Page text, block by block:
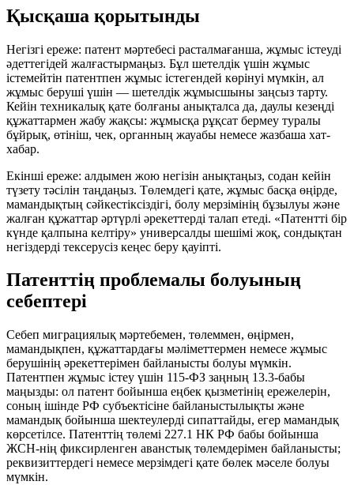
Қысқаша қорытынды
Негізгі ереже: патент мәртебесі расталмағанша, жұмыс істеуді
әдеттегідей жалғастырмаңыз. Бұл шетелдік үшін жұмыс
істемейтін патентпен жұмыс істегендей көрінуі мүмкін, ал
жұмыс беруші үшін — шетелдік жұмысшыны заңсыз тарту.
Кейін техникалық қате болғаны анықталса да, даулы кезеңді
құжаттармен жабу жақсы: жұмысқа рұқсат бермеу туралы
бұйрық, өтініш, чек, органның жауабы немесе жазбаша хат-
хабар.
Екінші ереже: алдымен жою негізін анықтаңыз, содан кейін
түзету тәсілін таңдаңыз. Төлемдегі қате, жұмыс басқа өңірде,
мамандықтың сәйкестіксіздігі, болу мерзімінің бұзылуы және
жалған құжаттар әртүрлі әрекеттерді талап етеді. «Патентті бір
күнде қалпына келтіру» универсалды шешімі жоқ, сондықтан
негіздерді тексерусіз кеңес беру қауіпті.
Патенттің проблемалы болуының
себептері
Себеп миграциялық мәртебемен, төлеммен, өңірмен,
мамандықпен, құжаттардағы мәліметтермен немесе жұмыс
берушінің әрекеттерімен байланысты болуы мүмкін.
Патентпен жұмыс істеу үшін 115-ФЗ заңның 13.3-бабы
маңызды: ол патент бойынша еңбек қызметінің ережелерін,
соның ішінде РФ субъектісіне байланыстылықты және
мамандық бойынша шектеулерді сипаттайды, егер мамандық
көрсетілсе. Патенттің төлемі 227.1 НК РФ бабы бойынша
ЖСН-нің фиксирленген аванстық төлемдерімен байланысты;
реквизиттердегі немесе мерзімдегі қате бөлек мәселе болуы
мүмкін.